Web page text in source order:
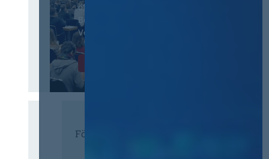
öffentliches
Beschaffungswesen und
Vergaberecht
Förderer